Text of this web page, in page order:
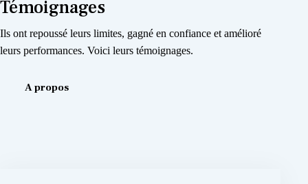
Témoignages
Ils ont repoussé leurs limites, gagné en confiance et amélioré
leurs performances. Voici leurs témoignages.
A propos